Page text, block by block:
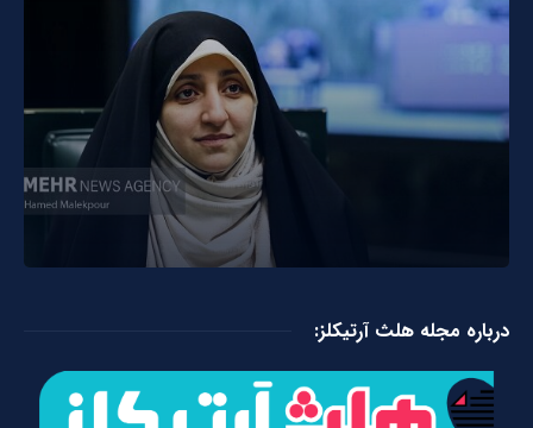
درباره مجله هلث آرتیکلز: